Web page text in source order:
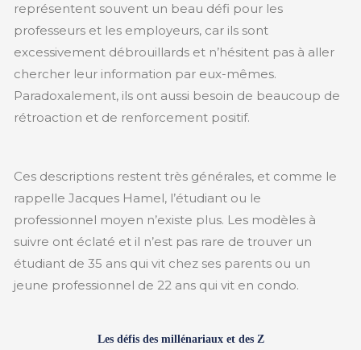
représentent souvent un beau défi pour les
professeurs et les employeurs, car ils sont
excessivement débrouillards et n’hésitent pas à aller
chercher leur information par eux-mêmes.
Paradoxalement, ils ont aussi besoin de beaucoup de
rétroaction et de renforcement positif.
Ces descriptions restent très générales, et comme le
rappelle Jacques Hamel, l’étudiant ou le
professionnel moyen n’existe plus. Les modèles à
suivre ont éclaté et il n’est pas rare de trouver un
étudiant de 35 ans qui vit chez ses parents ou un
jeune professionnel de 22 ans qui vit en condo.
Les défis des millénariaux et des Z